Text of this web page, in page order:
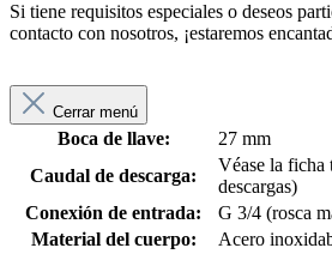
Si tiene requisitos especiales o deseos
contacto con nosotros, ¡estaremos
Cerrar menú
Boca de llave:
27 mm
Caudal de descarga:
Véase la ficha
descargas)
Conexión de entrada:
G 3/4 (rosca
Material del cuerpo:
Acero